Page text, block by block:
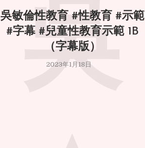
吳敏倫性教育 #性教育 #示範
#字幕 #兒童性教育示範 1B
（字幕版）
2023年1月18日
吳